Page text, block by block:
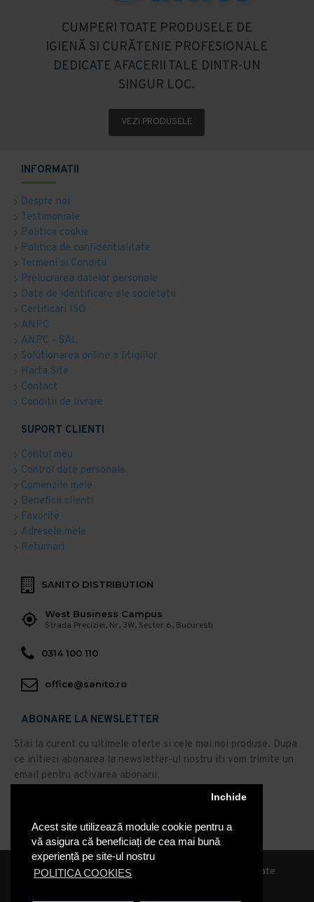
Acest site utilizează module cookie pentru a
vă asigura că beneficiați de cea mai bună
experiență pe site-ul nostru
POLITICA COOKIES
Inchide
CUMPERI TOATE PRODUSELE DE
IGIENĂ SI CURĂTENIE PROFESIONALE
DEDICATE AFACERII TALE DINTR-UN
SINGUR LOC.
VEZI PRODUSELE
INFORMATII
Despre noi
Testimoniale
Politica cookie
Politica de confidentialitate
Termeni si Conditii
Prelucrarea datelor personale
Date de identificare ale societatii
Certificari ISO
ANPC
ANPC - SAL
Solutionarea online a litigiilor
Harta Site
Contact
Conditii de livrare
SUPORT CLIENTI
Contul meu
Control date personale
Comenzile mele
Beneficii clienti
Favorite
Adresele mele
Returnari
SANITO DISTRIBUTION
West Business Campus
Strada Preciziei, Nr, 3W, Sector 6, Bucuresti
0314 100 110
office@sanito.ro
ABONARE LA NEWSLETTER
Stai la curent cu ultimele oferte si cele mai noi produse. Dupa
ce initiezi abonarea la newsletter-ul nostru iti vom trimite un
email pentru activarea abonarii.
Abonare
Am citit şi sunt de acord cu Politica de Confidentialitate
© 2019, Sanito Distribution, Toate drepturile rezervate